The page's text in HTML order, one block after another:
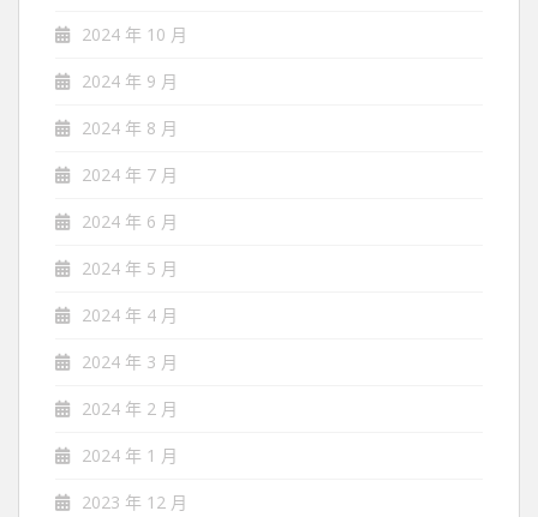
2024 年 10 月
2024 年 9 月
2024 年 8 月
2024 年 7 月
2024 年 6 月
2024 年 5 月
2024 年 4 月
2024 年 3 月
2024 年 2 月
2024 年 1 月
2023 年 12 月